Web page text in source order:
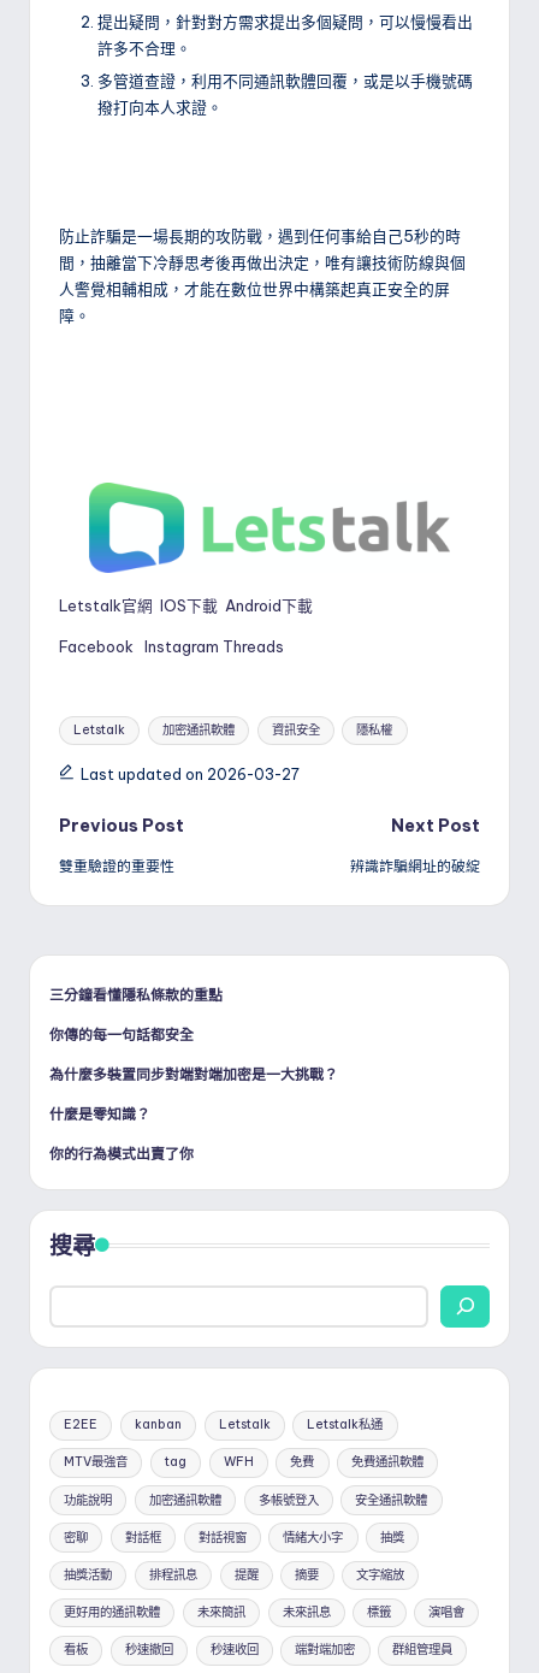
提出疑問，針對對方需求提出多個疑問，可以慢慢看出
許多不合理。
多管道查證，利用不同通訊軟體回覆，或是以手機號碼
撥打向本人求證。
防止詐騙是一場長期的攻防戰，遇到任何事給自己5秒的時
間，抽離當下冷靜思考後再做出決定，唯有讓技術防線與個
人警覺相輔相成，才能在數位世界中構築起真正安全的屏
障。
Letstalk官網 IOS下載 Android下載
Facebook Instagram Threads
Tags:
Letstalk 加密通訊軟體 資訊安全 隱私權
Last updated on 2026-03-27
Post
navigation
Previous Post
雙重驗證的重要性
Next Post
辨識詐騙網址的破綻
三分鐘看懂隱私條款的重點
你傳的每一句話都安全
為什麼多裝置同步對端對端加密是一大挑戰？
什麼是零知識？
你的行為模式出賣了你
搜尋
E2EE kanban Letstalk Letstalk私通
MTV最強音 tag WFH 免費 免費通訊軟體
功能說明 加密通訊軟體 多帳號登入 安全通訊軟體
密聊 對話框 對話視窗 情緒大小字 抽獎
抽獎活動 排程訊息 提醒 摘要 文字縮放
更好用的通訊軟體 未來簡訊 未來訊息 標籤 演唱會
看板 秒速撤回 秒速收回 端對端加密 群組管理員